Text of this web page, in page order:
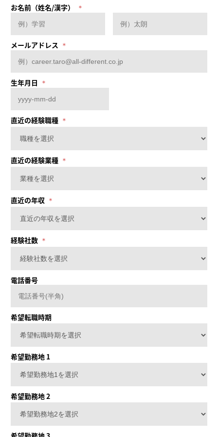
お名前（姓名/漢字）
メールアドレス
生年月日
直近の経験職種
直近の経験業種
直近の年収
経験社数
電話番号
希望転職時期
希望勤務地 1
希望勤務地 2